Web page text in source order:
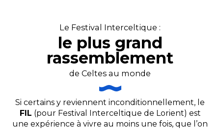
Le Festival Interceltique :
le plus grand
rassemblement
de Celtes au monde
Si certains y reviennent inconditionnellement, le
FIL (pour Festival Interceltique de Lorient) est
une expérience à vivre au moins une fois, que l’on